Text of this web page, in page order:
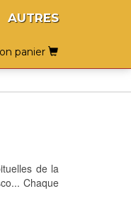
AUTRES
panier
de la
Chaque